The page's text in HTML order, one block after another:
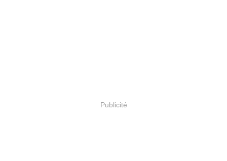
Publicité